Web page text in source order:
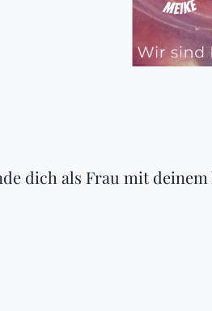
dich als Frau mit